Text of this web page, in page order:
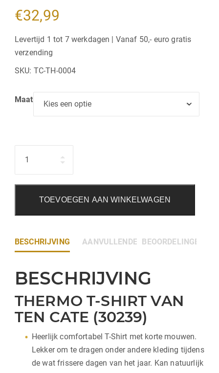
€32,99
Levertijd 1 tot 7 werkdagen | Vanaf 50,- euro gratis
verzending
SKU: TC-TH-0004
Maat
TOEVOEGEN AAN WINKELWAGEN
BESCHRIJVING AANVULLENDE INFORMATIE
BEOORDELINGEN (0)
BESCHRIJVING
THERMO T-SHIRT VAN
TEN CATE (30239)
Heerlijk comfortabel T-Shirt met korte mouwen.
Lekker om te dragen onder andere kleding tijdens
de wat frissere dagen van het jaar. Kan natuurlijk